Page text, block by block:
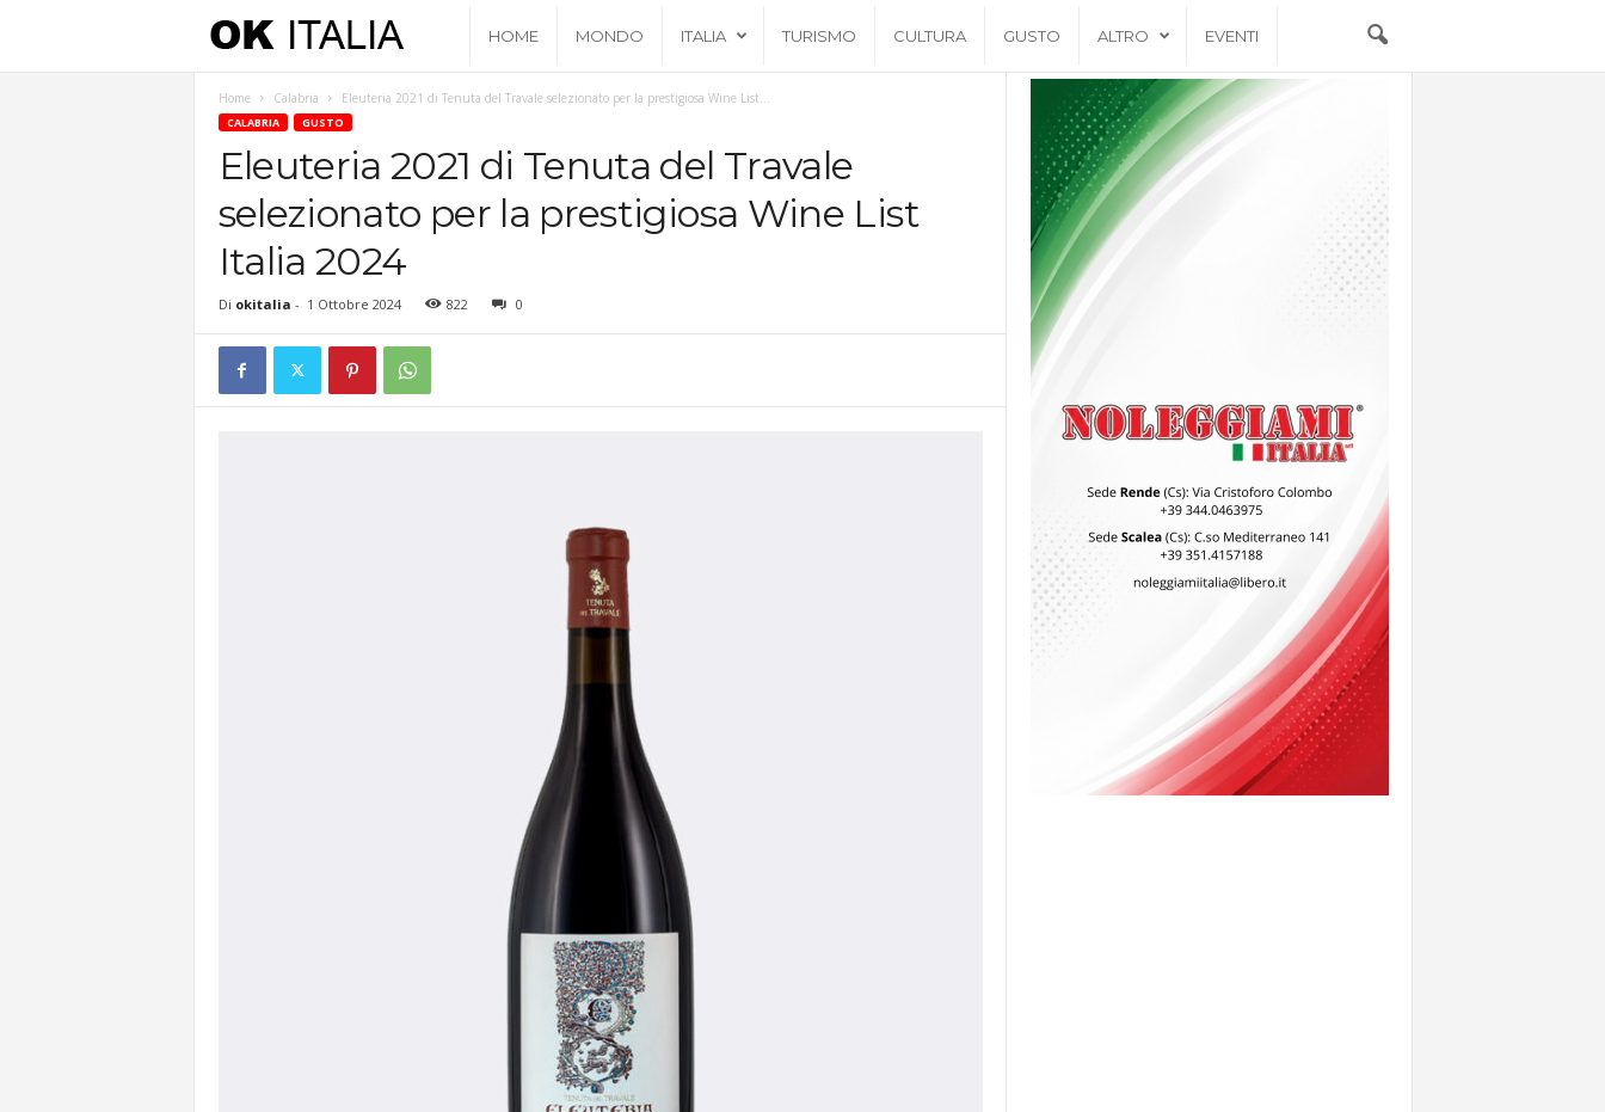
t
HOME MONDO ITALIA TURISMO CULTURA GUSTO ALTRO EVENTI
Home Calabria Eleuteria 2021 di Tenuta del Travale selezionato per la prestigiosa Wine List...
CALABRIA GUSTO
Eleuteria 2021 di Tenuta del Travale
selezionato per la prestigiosa Wine List
Italia 2024
Di okitalia - 1 Ottobre 2024 822 0